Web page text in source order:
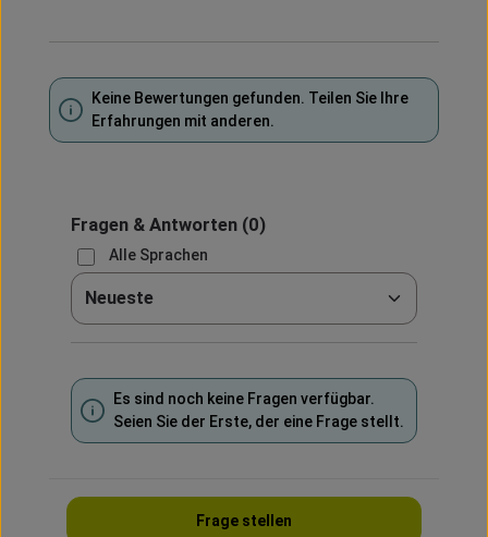
Keine Bewertungen gefunden. Teilen Sie Ihre
Erfahrungen mit anderen.
Fragen & Antworten(0)
Alle Sprachen
Sortieren nach
Es sind noch keine Fragen verfügbar.
Seien Sie der Erste, der eine Frage stellt.
Frage stellen